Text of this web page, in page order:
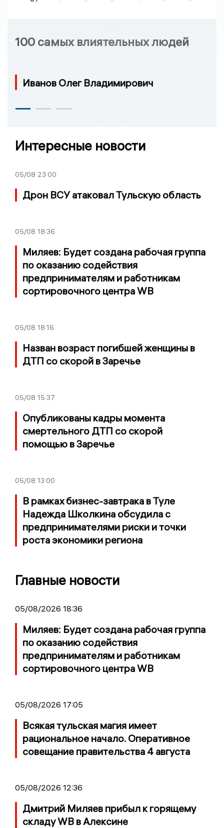
100 самых влиятельных людей
Иванов Олег Владимирович
Интересные новости
05/08 23:00
Дрон ВСУ атаковал Тульскую область
05/08 18:36
Миляев: Будет создана рабочая группа
по оказанию содействия
предпринимателям и работникам
сортировочного центра WB
05/08 18:16
Назван возраст погибшей женщины в
ДТП со скорой в Заречье
05/08 15:37
Опубликованы кадры момента
смертельного ДТП со скорой
помощью в Заречье
05/08 13:00
В рамках бизнес-завтрака в Туле
Надежда Школкина обсудила с
предпринимателями риски и точки
роста экономики региона
Главные новости
05/08/2026 18:36
Миляев: Будет создана рабочая группа
по оказанию содействия
предпринимателям и работникам
сортировочного центра WB
05/08/2026 17:05
Всякая тульская магия имеет
рациональное начало. Оперативное
совещание правительства 4 августа
05/08/2026 12:36
Дмитрий Миляев прибыл к горящему
складу WB в Алексине